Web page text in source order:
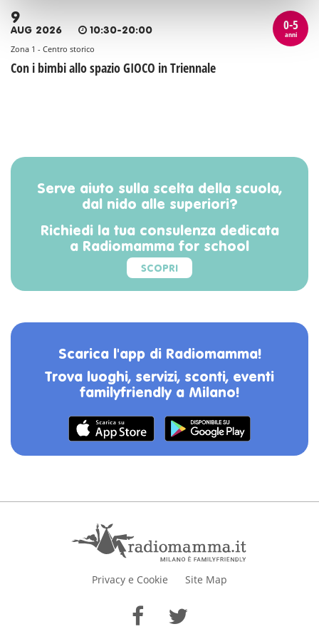
9
AUG 2026 10:30-20:00
Zona 1 - Centro storico
Con i bimbi allo spazio GIOCO in Triennale
0-5
anni
Serve aiuto sulla scelta della scuola,
dal nido alle superiori?
Richiedi la tua consulenza dedicata
a Radiomamma for school
SCOPRI
Scarica l'app di Radiomamma!
Trova luoghi, servizi, sconti, eventi
familyfriendly a Milano!
Privacy e Cookie Site Map